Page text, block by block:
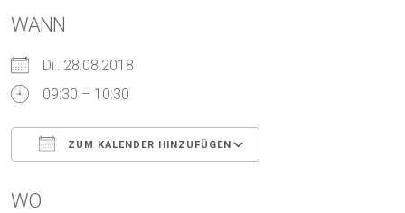
WANN
Di.. 28.08.2018
09:30 – 10:30
ZUM KALENDER HINZUFÜGEN
WO